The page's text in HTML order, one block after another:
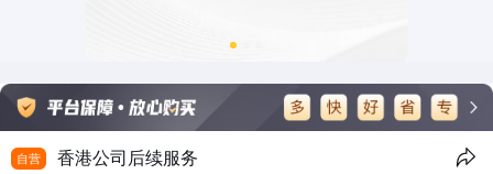
自营 香港公司后续服务